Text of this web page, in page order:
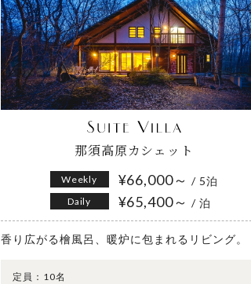
那須高原カシェット
Weekly ¥66,000～/ 5泊
Daily ¥65,400～/ 泊
香り広がる檜風呂、暖炉に包まれるリビング。
定員： 10名